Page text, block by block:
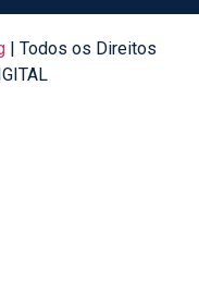
| Todos os Direitos